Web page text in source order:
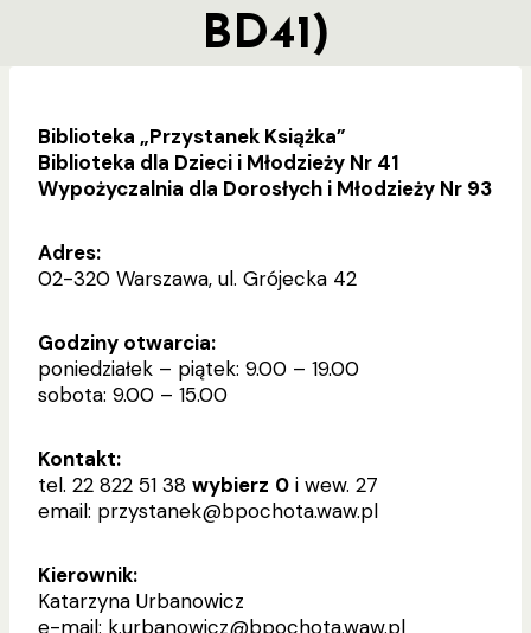
BD41)
Biblioteka „Przystanek Książka”
Biblioteka dla Dzieci i Młodzieży Nr 41
Wypożyczalnia dla Dorosłych i Młodzieży Nr 93
Adres:
02-320 Warszawa, ul. Grójecka 42
Godziny otwarcia:
poniedziałek – piątek: 9.00 – 19.00
sobota: 9.00 – 15.00
Kontakt:
tel. 22 822 51 38 wybierz 0 i wew. 27
email: przystanek@bpochota.waw.pl
Kierownik:
Katarzyna Urbanowicz
e-mail: k.urbanowicz@bpochota.waw.pl